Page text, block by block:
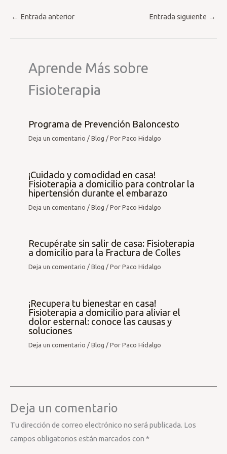
← Entrada anterior Entrada siguiente →
Aprende Más sobre
Fisioterapia
Programa de Prevención Baloncesto
Deja un comentario /Blog / PorPaco Hidalgo
¡Cuidado y comodidad en casa!
Fisioterapia a domicilio para controlar la
hipertensión durante el embarazo
Deja un comentario /Blog / PorPaco Hidalgo
Recupérate sin salir de casa: Fisioterapia
a domicilio para la Fractura de Colles
Deja un comentario /Blog / PorPaco Hidalgo
¡Recupera tu bienestar en casa!
Fisioterapia a domicilio para aliviar el
dolor esternal: conoce las causas y
soluciones
Deja un comentario /Blog / PorPaco Hidalgo
Deja un comentario
Tu dirección de correo electrónico no será publicada. Los
campos obligatorios están marcados con *